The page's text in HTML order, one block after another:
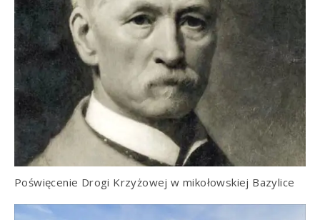
Poświęcenie Drogi Krzyżowej w mikołowskiej Bazylice